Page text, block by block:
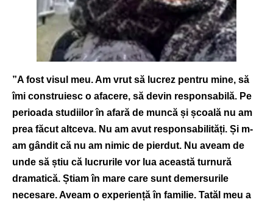
”A fost visul meu. Am vrut să lucrez pentru mine, să
îmi construiesc o afacere, să devin responsabilă. Pe
perioada studiilor în afară de muncă și școală nu am
prea făcut altceva. Nu am avut responsabilități. Și m-
am gândit că nu am nimic de pierdut. Nu aveam de
unde să știu că lucrurile vor lua această turnură
dramatică. Știam în mare care sunt demersurile
necesare. Aveam o experiență în familie. Tatăl meu a